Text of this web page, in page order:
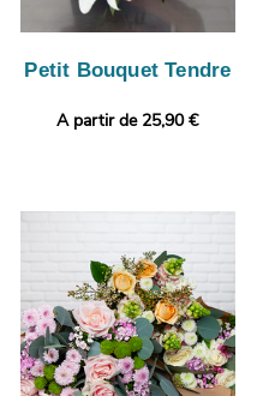
Petit Bouquet Tendre
A partir de 25,90 €